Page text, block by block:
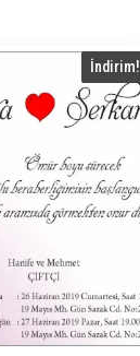
İndirim!